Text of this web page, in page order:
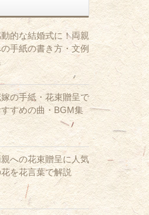
的な結婚式に！両親
手紙の書き方・文例
の手紙・花束贈呈で
すすめの曲・BGM集
親への花束贈呈に人気
を花言葉で解説